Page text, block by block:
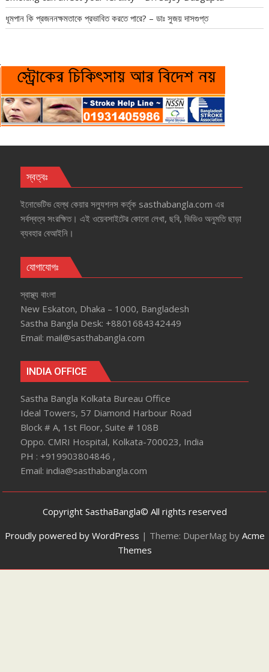
ধূমপান কি প্রজননক্ষমতাকে প্রভাবিত করতে পারে? – ডাঃ সুজয় দাসগুপ্ত
স্বত্বঃ
ইনোভেটিভ হেল্‌থ কেয়ার সল্যুশনস কর্তৃক sasthabangla.com এর
সর্বস্বত্ব সংরক্ষিত। এই ওয়েবসাইটের কোনো লেখা, ছবি, ভিডিও অনুমতি ছাড়া
ব্যবহার বেআইনি।
যোগাযোগঃ
স্বাস্থ্য বাংলা
New Eskaton, Dhaka – 1000, Bangladesh
Sastha Bangla Desk: +8801684342449
Email: mail@sasthabangla.com
INDIA OFFICE
Sastha Bangla Kolkata Bureau Office
Ideal Towers, 57 Diamond Harbour Road
Block # A, 1st Floor, Suite # 108B
Oppo. CMRI Hospital, Kolkata-700023, India
PH : +919903804846 ,
Email: india@sasthabangla.com
Copyright SasthaBangla© All rights reserved
Proudly powered by WordPress | Theme: DuperMag by Acme
Themes